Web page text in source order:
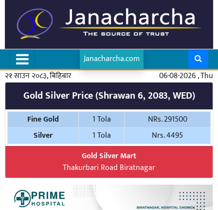
Janacharcha.com
२१ साउन २०८३, बिहिबार
06-08-2026 , Thu
Gold Silver Price (Shrawan 6, 2083, WED)
Fine Gold 1 Tola
NRs. 291500
Silver
1 Tola
Nrs. 4495
Gold Silver Mart
Thakurbari Road Biratnagar